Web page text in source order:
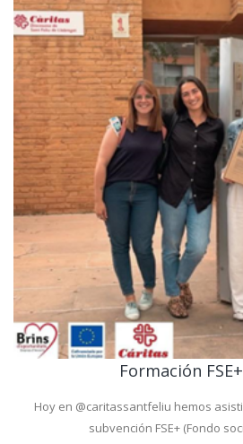
Formación
Hoy en @caritassantfeliu hemos
subvención FSE+ (Fondo